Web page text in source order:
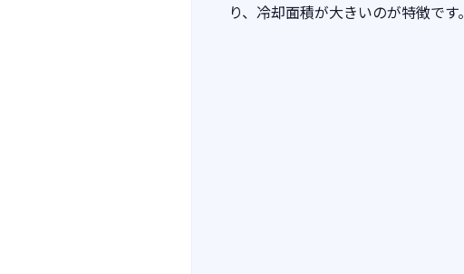
り、冷却面積が大きいのが特徴です。